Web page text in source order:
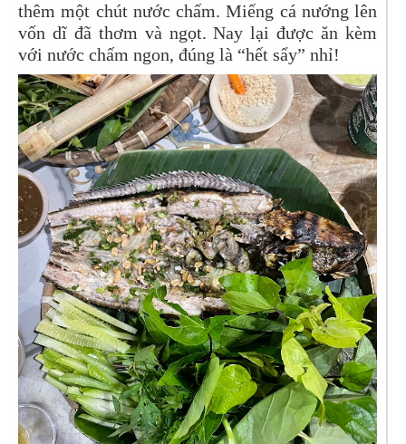
thêm một chút nước chấm. Miếng cá nướng lên
vốn dĩ đã thơm và ngọt. Nay lại được ăn kèm
với nước chấm ngon, đúng là “hết sẩy” nhỉ!